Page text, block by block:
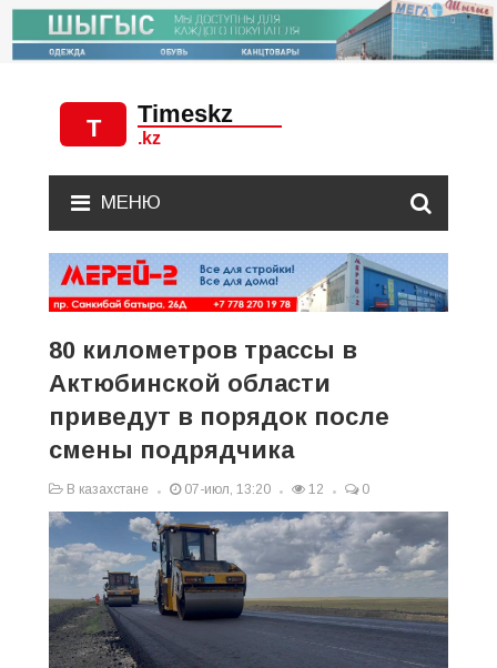
МЕНЮ
80 километров трассы в
Актюбинской области
приведут в порядок после
смены подрядчика
В казахстане 07-июл, 13:20 12 0